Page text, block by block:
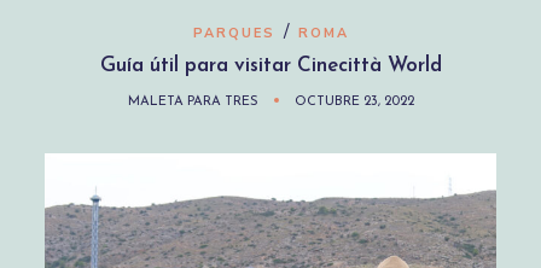
PARQUES / ROMA
Guía útil para visitar Cinecittà World
MALETA PARA TRES OCTUBRE 23, 2022